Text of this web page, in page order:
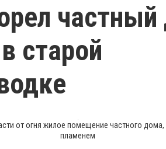
старой
от огня жилое помещение частного дома,
пламенем